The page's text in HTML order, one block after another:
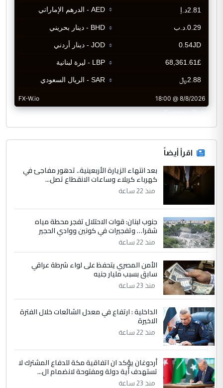
CurrencyRate
اقرأ أيضاً
بعد انتهاء الزيارة الأربعينية.. تدهور مفاجئ في
كهرباء كربلاء وساعات الانقطاع تصل...
منذ 22 ساعة
جنوب لبنان: قوات الاحتلال تفجر محطة مياه
شقرا… وتفجيرات في كونين ووادي الحجير
منذ 22 ساعة
الأمن المصري يتحفظ على لواء شرطة عراقي
سابق بسبب مليار جنيه
منذ 23 ساعة
الداخلية : ارتفاع في معدل الشائعات خلال الفترة
الاخيرة
منذ 22 ساعة
أردوغان يؤكد ان اتفاقية مكة للدفاع المشترك لا
تستهدف أية دولة ومفتوحة لانضمام ال...
منذ 23 ساعة